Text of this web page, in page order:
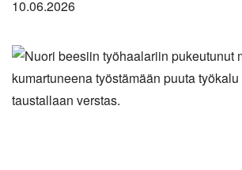
10.06.2026